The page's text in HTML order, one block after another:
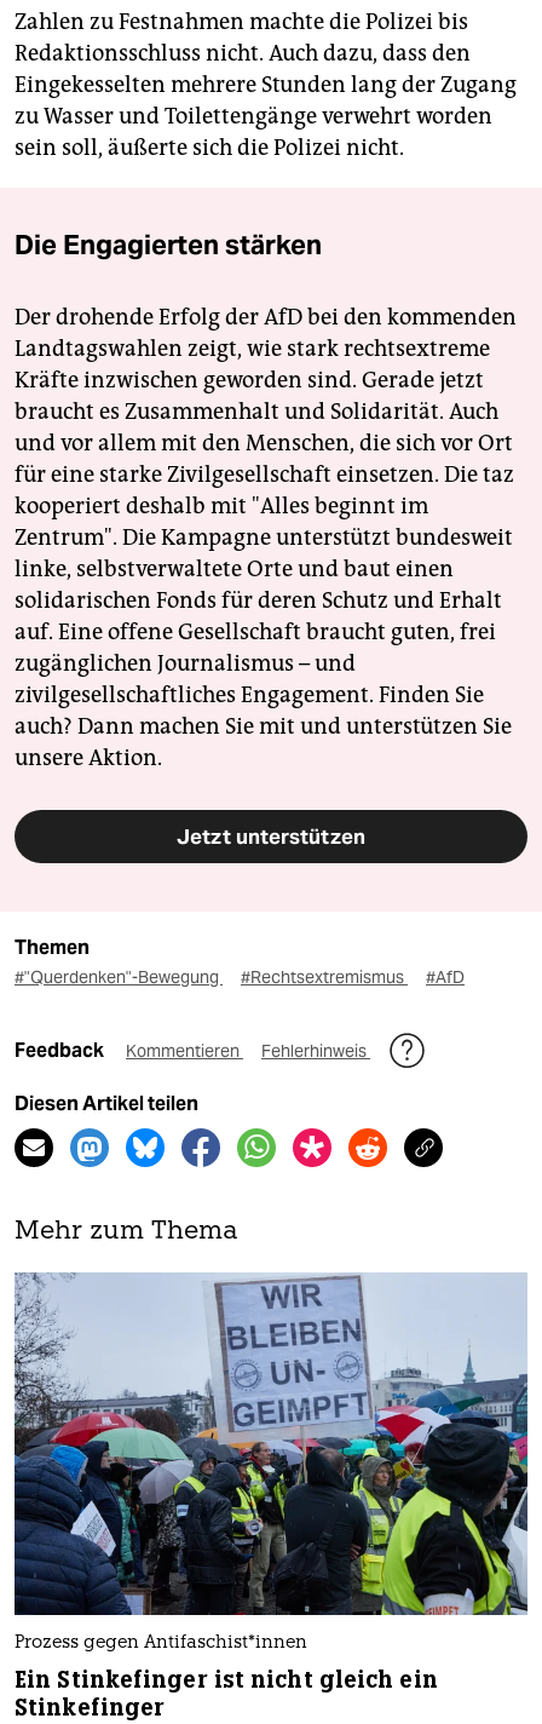
Zahlen zu Festnahmen machte die Polizei bis
Redaktionsschluss nicht. Auch dazu, dass den
Eingekesselten mehrere Stunden lang der Zugang
zu Wasser und Toilettengänge verwehrt worden
sein soll, äußerte sich die Polizei nicht.
Die Engagierten stärken
Der drohende Erfolg der AfD bei den kommenden
Landtagswahlen zeigt, wie stark rechtsextreme
Kräfte inzwischen geworden sind. Gerade jetzt
braucht es Zusammenhalt und Solidarität. Auch
und vor allem mit den Menschen, die sich vor Ort
für eine starke Zivilgesellschaft einsetzen. Die taz
kooperiert deshalb mit "Alles beginnt im
Zentrum". Die Kampagne unterstützt bundesweit
linke, selbstverwaltete Orte und baut einen
solidarischen Fonds für deren Schutz und Erhalt
auf. Eine offene Gesellschaft braucht guten, frei
zugänglichen Journalismus – und
zivilgesellschaftliches Engagement. Finden Sie
auch? Dann machen Sie mit und unterstützen Sie
unsere Aktion.
Jetzt unterstützen
Themen
#"Querdenken"-Bewegung #Rechtsextremismus #AfD
Feedback Kommentieren Fehlerhinweis
Diesen Artikel teilen
Mehr zum Thema
Prozess gegen An­ti­fa­schis­t*in­nen
Ein Stinkefinger ist nicht gleich ein
Stinkefinger